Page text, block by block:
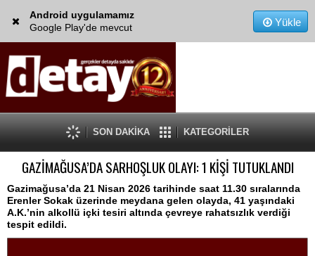
Android uygulamamız
Google Play'de mevcut
Yükle
SON DAKİKA KATEGORİLER
GAZİMAĞUSA’DA SARHOŞLUK OLAYI: 1 KİŞİ TUTUKLANDI
Gazimağusa’da 21 Nisan 2026 tarihinde saat 11.30 sıralarında
Erenler Sokak üzerinde meydana gelen olayda, 41 yaşındaki
A.K.’nin alkollü içki tesiri altında çevreye rahatsızlık verdiği
tespit edildi.